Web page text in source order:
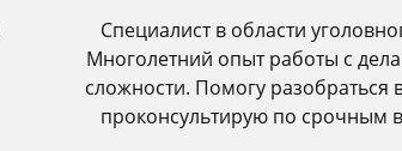
Специалист в области
Многолетний опыт работы с
сложности. Помогу разобраться
проконсультирую по срочным